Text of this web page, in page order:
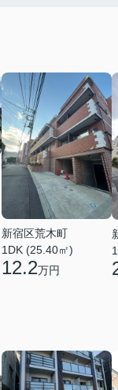
新宿区荒木町
1DK (25.40㎡)
12.2万円